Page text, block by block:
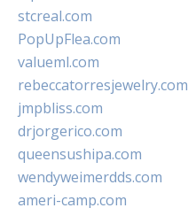
stcreal.com
PopUpFlea.com
valueml.com
rebeccatorresjewelry.com
jmpbliss.com
drjorgerico.com
queensushipa.com
wendyweimerdds.com
ameri-camp.com